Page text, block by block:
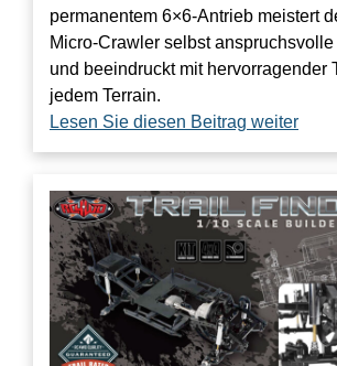
permanentem 6×6-Antrieb meistert
Micro-Crawler selbst
und beeindruckt mit hervorragender
jedem Terrain.
Lesen Sie diesen Beitrag weiter